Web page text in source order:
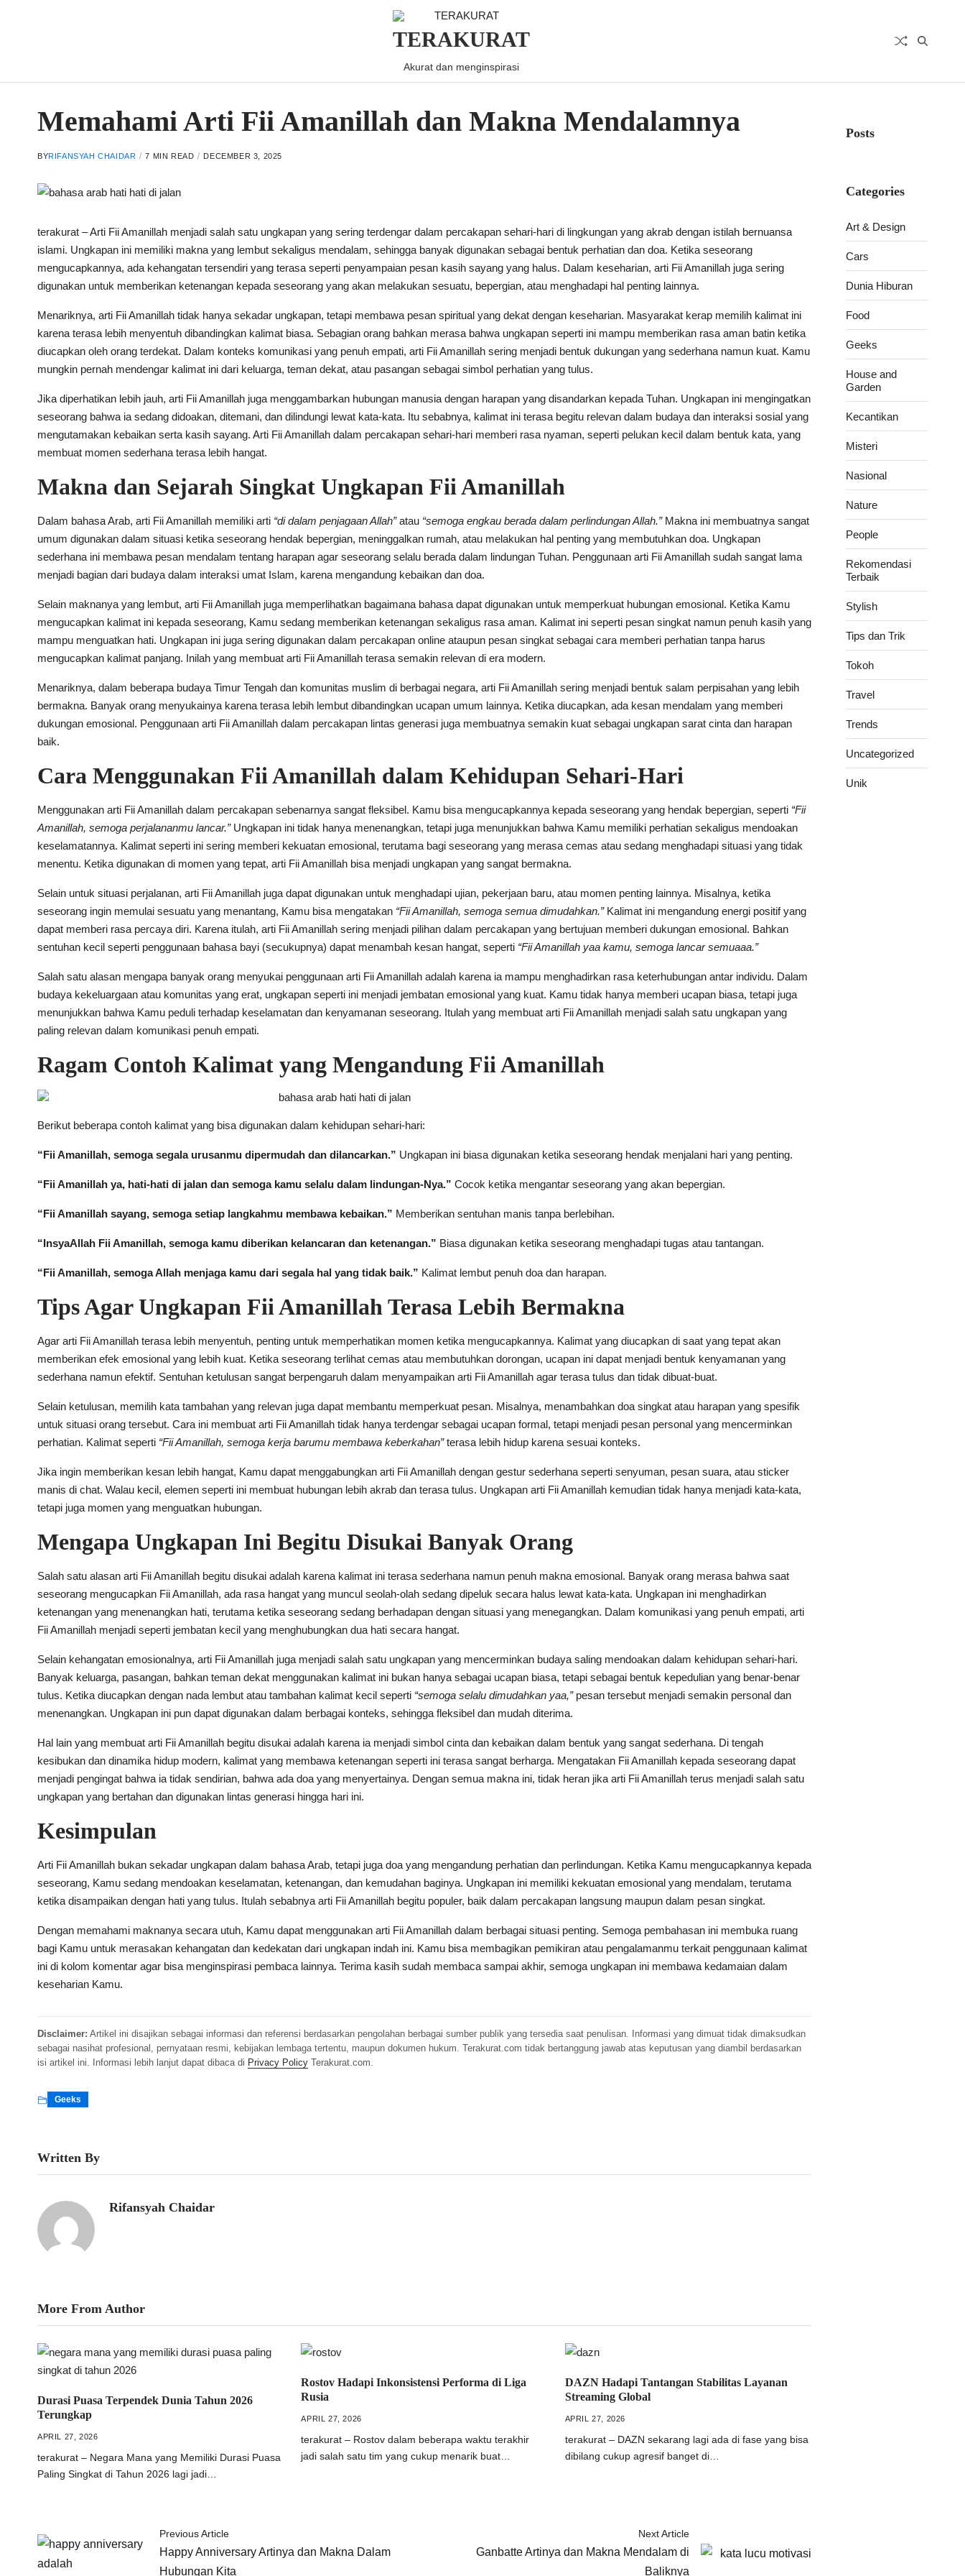
TERAKURAT
Akurat dan menginspirasi
Memahami Arti Fii Amanillah dan Makna Mendalamnya
BYRIFANSYAH CHAIDAR 7 MIN READ DECEMBER 3, 2025
terakurat – Arti Fii Amanillah menjadi salah satu ungkapan yang sering terdengar dalam percakapan sehari-hari di lingkungan yang akrab dengan istilah bernuansa
islami. Ungkapan ini memiliki makna yang lembut sekaligus mendalam, sehingga banyak digunakan sebagai bentuk perhatian dan doa. Ketika seseorang
mengucapkannya, ada kehangatan tersendiri yang terasa seperti penyampaian pesan kasih sayang yang halus. Dalam keseharian, arti Fii Amanillah juga sering
digunakan untuk memberikan ketenangan kepada seseorang yang akan melakukan sesuatu, bepergian, atau menghadapi hal penting lainnya.
Menariknya, arti Fii Amanillah tidak hanya sekadar ungkapan, tetapi membawa pesan spiritual yang dekat dengan keseharian. Masyarakat kerap memilih kalimat ini
karena terasa lebih menyentuh dibandingkan kalimat biasa. Sebagian orang bahkan merasa bahwa ungkapan seperti ini mampu memberikan rasa aman batin ketika
diucapkan oleh orang terdekat. Dalam konteks komunikasi yang penuh empati, arti Fii Amanillah sering menjadi bentuk dukungan yang sederhana namun kuat. Kamu
mungkin pernah mendengar kalimat ini dari keluarga, teman dekat, atau pasangan sebagai simbol perhatian yang tulus.
Jika diperhatikan lebih jauh, arti Fii Amanillah juga menggambarkan hubungan manusia dengan harapan yang disandarkan kepada Tuhan. Ungkapan ini mengingatkan
seseorang bahwa ia sedang didoakan, ditemani, dan dilindungi lewat kata-kata. Itu sebabnya, kalimat ini terasa begitu relevan dalam budaya dan interaksi sosial yang
mengutamakan kebaikan serta kasih sayang. Arti Fii Amanillah dalam percakapan sehari-hari memberi rasa nyaman, seperti pelukan kecil dalam bentuk kata, yang
membuat momen sederhana terasa lebih hangat.
Makna dan Sejarah Singkat Ungkapan Fii Amanillah
Dalam bahasa Arab, arti Fii Amanillah memiliki arti “di dalam penjagaan Allah”atau “semoga engkau berada dalam perlindungan Allah.”Makna ini membuatnya sangat
umum digunakan dalam situasi ketika seseorang hendak bepergian, meninggalkan rumah, atau melakukan hal penting yang membutuhkan doa. Ungkapan
sederhana ini membawa pesan mendalam tentang harapan agar seseorang selalu berada dalam lindungan Tuhan. Penggunaan arti Fii Amanillah sudah sangat lama
menjadi bagian dari budaya dalam interaksi umat Islam, karena mengandung kebaikan dan doa.
Selain maknanya yang lembut, arti Fii Amanillah juga memperlihatkan bagaimana bahasa dapat digunakan untuk memperkuat hubungan emosional. Ketika Kamu
mengucapkan kalimat ini kepada seseorang, Kamu sedang memberikan ketenangan sekaligus rasa aman. Kalimat ini seperti pesan singkat namun penuh kasih yang
mampu menguatkan hati. Ungkapan ini juga sering digunakan dalam percakapan online ataupun pesan singkat sebagai cara memberi perhatian tanpa harus
mengucapkan kalimat panjang. Inilah yang membuat arti Fii Amanillah terasa semakin relevan di era modern.
Menariknya, dalam beberapa budaya Timur Tengah dan komunitas muslim di berbagai negara, arti Fii Amanillah sering menjadi bentuk salam perpisahan yang lebih
bermakna. Banyak orang menyukainya karena terasa lebih lembut dibandingkan ucapan umum lainnya. Ketika diucapkan, ada kesan mendalam yang memberi
dukungan emosional. Penggunaan arti Fii Amanillah dalam percakapan lintas generasi juga membuatnya semakin kuat sebagai ungkapan sarat cinta dan harapan
baik.
Cara Menggunakan Fii Amanillah dalam Kehidupan Sehari-Hari
Menggunakan arti Fii Amanillah dalam percakapan sebenarnya sangat fleksibel. Kamu bisa mengucapkannya kepada seseorang yang hendak bepergian, seperti “Fii
Amanillah, semoga perjalananmu lancar.”Ungkapan ini tidak hanya menenangkan, tetapi juga menunjukkan bahwa Kamu memiliki perhatian sekaligus mendoakan
keselamatannya. Kalimat seperti ini sering memberi kekuatan emosional, terutama bagi seseorang yang merasa cemas atau sedang menghadapi situasi yang tidak
menentu. Ketika digunakan di momen yang tepat, arti Fii Amanillah bisa menjadi ungkapan yang sangat bermakna.
Selain untuk situasi perjalanan, arti Fii Amanillah juga dapat digunakan untuk menghadapi ujian, pekerjaan baru, atau momen penting lainnya. Misalnya, ketika
seseorang ingin memulai sesuatu yang menantang, Kamu bisa mengatakan “Fii Amanillah, semoga semua dimudahkan.”Kalimat ini mengandung energi positif yang
dapat memberi rasa percaya diri. Karena itulah, arti Fii Amanillah sering menjadi pilihan dalam percakapan yang bertujuan memberi dukungan emosional. Bahkan
sentuhan kecil seperti penggunaan bahasa bayi (secukupnya) dapat menambah kesan hangat, seperti “Fii Amanillah yaa kamu, semoga lancar semuaaa.”
Salah satu alasan mengapa banyak orang menyukai penggunaan arti Fii Amanillah adalah karena ia mampu menghadirkan rasa keterhubungan antar individu. Dalam
budaya kekeluargaan atau komunitas yang erat, ungkapan seperti ini menjadi jembatan emosional yang kuat. Kamu tidak hanya memberi ucapan biasa, tetapi juga
menunjukkan bahwa Kamu peduli terhadap keselamatan dan kenyamanan seseorang. Itulah yang membuat arti Fii Amanillah menjadi salah satu ungkapan yang
paling relevan dalam komunikasi penuh empati.
Ragam Contoh Kalimat yang Mengandung Fii Amanillah
Berikut beberapa contoh kalimat yang bisa digunakan dalam kehidupan sehari-hari:
“Fii Amanillah, semoga segala urusanmu dipermudah dan dilancarkan.” Ungkapan ini biasa digunakan ketika seseorang hendak menjalani hari yang penting.
“Fii Amanillah ya, hati-hati di jalan dan semoga kamu selalu dalam lindungan-Nya.” Cocok ketika mengantar seseorang yang akan bepergian.
“Fii Amanillah sayang, semoga setiap langkahmu membawa kebaikan.” Memberikan sentuhan manis tanpa berlebihan.
“InsyaAllah Fii Amanillah, semoga kamu diberikan kelancaran dan ketenangan.” Biasa digunakan ketika seseorang menghadapi tugas atau tantangan.
“Fii Amanillah, semoga Allah menjaga kamu dari segala hal yang tidak baik.” Kalimat lembut penuh doa dan harapan.
Tips Agar Ungkapan Fii Amanillah Terasa Lebih Bermakna
Agar arti Fii Amanillah terasa lebih menyentuh, penting untuk memperhatikan momen ketika mengucapkannya. Kalimat yang diucapkan di saat yang tepat akan
memberikan efek emosional yang lebih kuat. Ketika seseorang terlihat cemas atau membutuhkan dorongan, ucapan ini dapat menjadi bentuk kenyamanan yang
sederhana namun efektif. Sentuhan ketulusan sangat berpengaruh dalam menyampaikan arti Fii Amanillah agar terasa tulus dan tidak dibuat-buat.
Selain ketulusan, memilih kata tambahan yang relevan juga dapat membantu memperkuat pesan. Misalnya, menambahkan doa singkat atau harapan yang spesifik
untuk situasi orang tersebut. Cara ini membuat arti Fii Amanillah tidak hanya terdengar sebagai ucapan formal, tetapi menjadi pesan personal yang mencerminkan
perhatian. Kalimat seperti “Fii Amanillah, semoga kerja barumu membawa keberkahan”terasa lebih hidup karena sesuai konteks.
Jika ingin memberikan kesan lebih hangat, Kamu dapat menggabungkan arti Fii Amanillah dengan gestur sederhana seperti senyuman, pesan suara, atau sticker
manis di chat. Walau kecil, elemen seperti ini membuat hubungan lebih akrab dan terasa tulus. Ungkapan arti Fii Amanillah kemudian tidak hanya menjadi kata-kata,
tetapi juga momen yang menguatkan hubungan.
Mengapa Ungkapan Ini Begitu Disukai Banyak Orang
Salah satu alasan arti Fii Amanillah begitu disukai adalah karena kalimat ini terasa sederhana namun penuh makna emosional. Banyak orang merasa bahwa saat
seseorang mengucapkan Fii Amanillah, ada rasa hangat yang muncul seolah-olah sedang dipeluk secara halus lewat kata-kata. Ungkapan ini menghadirkan
ketenangan yang menenangkan hati, terutama ketika seseorang sedang berhadapan dengan situasi yang menegangkan. Dalam komunikasi yang penuh empati, arti
Fii Amanillah menjadi seperti jembatan kecil yang menghubungkan dua hati secara hangat.
Selain kehangatan emosionalnya, arti Fii Amanillah juga menjadi salah satu ungkapan yang mencerminkan budaya saling mendoakan dalam kehidupan sehari-hari.
Banyak keluarga, pasangan, bahkan teman dekat menggunakan kalimat ini bukan hanya sebagai ucapan biasa, tetapi sebagai bentuk kepedulian yang benar-benar
tulus. Ketika diucapkan dengan nada lembut atau tambahan kalimat kecil seperti “semoga selalu dimudahkan yaa,”pesan tersebut menjadi semakin personal dan
menenangkan. Ungkapan ini pun dapat digunakan dalam berbagai konteks, sehingga fleksibel dan mudah diterima.
Hal lain yang membuat arti Fii Amanillah begitu disukai adalah karena ia menjadi simbol cinta dan kebaikan dalam bentuk yang sangat sederhana. Di tengah
kesibukan dan dinamika hidup modern, kalimat yang membawa ketenangan seperti ini terasa sangat berharga. Mengatakan Fii Amanillah kepada seseorang dapat
menjadi pengingat bahwa ia tidak sendirian, bahwa ada doa yang menyertainya. Dengan semua makna ini, tidak heran jika arti Fii Amanillah terus menjadi salah satu
ungkapan yang bertahan dan digunakan lintas generasi hingga hari ini.
Kesimpulan
Arti Fii Amanillah bukan sekadar ungkapan dalam bahasa Arab, tetapi juga doa yang mengandung perhatian dan perlindungan. Ketika Kamu mengucapkannya kepada
seseorang, Kamu sedang mendoakan keselamatan, ketenangan, dan kemudahan baginya. Ungkapan ini memiliki kekuatan emosional yang mendalam, terutama
ketika disampaikan dengan hati yang tulus. Itulah sebabnya arti Fii Amanillah begitu populer, baik dalam percakapan langsung maupun dalam pesan singkat.
Dengan memahami maknanya secara utuh, Kamu dapat menggunakan arti Fii Amanillah dalam berbagai situasi penting. Semoga pembahasan ini membuka ruang
bagi Kamu untuk merasakan kehangatan dan kedekatan dari ungkapan indah ini. Kamu bisa membagikan pemikiran atau pengalamanmu terkait penggunaan kalimat
ini di kolom komentar agar bisa menginspirasi pembaca lainnya. Terima kasih sudah membaca sampai akhir, semoga ungkapan ini membawa kedamaian dalam
keseharian Kamu.
Disclaimer: Artikel ini disajikan sebagai informasi dan referensi berdasarkan pengolahan berbagai sumber publik yang tersedia saat penulisan. Informasi yang dimuat tidak dimaksudkan
sebagai nasihat profesional, pernyataan resmi, kebijakan lembaga tertentu, maupun dokumen hukum. Terakurat.com tidak bertanggung jawab atas keputusan yang diambil berdasarkan
isi artikel ini. Informasi lebih lanjut dapat dibaca di Privacy Policy Terakurat.com.
Geeks
Written By
Rifansyah Chaidar
More From Author
Durasi Puasa Terpendek Dunia Tahun 2026
Terungkap
APRIL 27, 2026
terakurat – Negara Mana yang Memiliki Durasi Puasa
Paling Singkat di Tahun 2026 lagi jadi…
Rostov Hadapi Inkonsistensi Performa di Liga
Rusia
APRIL 27, 2026
terakurat – Rostov dalam beberapa waktu terakhir
jadi salah satu tim yang cukup menarik buat…
DAZN Hadapi Tantangan Stabilitas Layanan
Streaming Global
APRIL 27, 2026
terakurat – DAZN sekarang lagi ada di fase yang bisa
dibilang cukup agresif banget di…
Previous Article
Happy Anniversary Artinya dan Makna Dalam
Hubungan Kita
Next Article
Ganbatte Artinya dan Makna Mendalam di
Baliknya
Posts
Categories
Art & Design
Cars
Dunia Hiburan
Food
Geeks
House and
Garden
Kecantikan
Misteri
Nasional
Nature
People
Rekomendasi
Terbaik
Stylish
Tips dan Trik
Tokoh
Travel
Trends
Uncategorized
Unik